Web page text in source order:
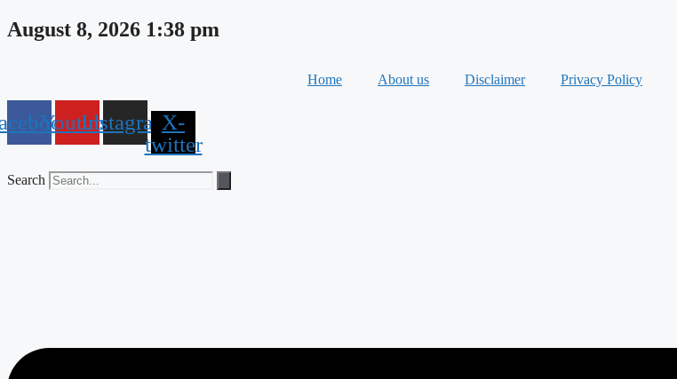
Skip
to
August 8, 2026 1:38 pm
Home About us Disclaimer Privacy Policy
YoutubeInstagramX-
twitter
Search